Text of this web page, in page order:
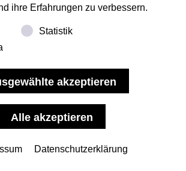
- SHINGO YOSHIDA
zur Fototriennale Hamburg
Eröffnung unserer nächsten
ihre Erfahrungen zu verbessern.
Statistik
Datenschutzerklärung